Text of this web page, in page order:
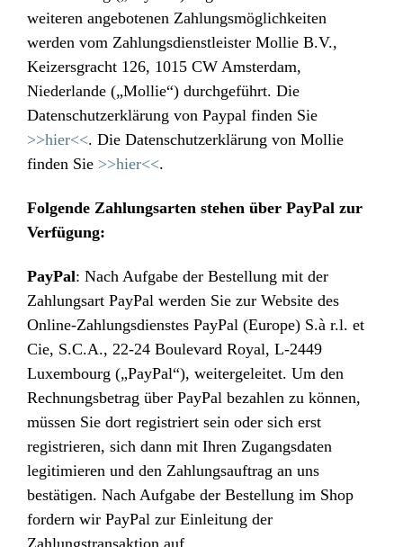
weiteren angebotenen Zahlungsmöglichkeiten
werden vom Zahlungsdienstleister Mollie B.V.,
Keizersgracht 126, 1015 CW Amsterdam,
Niederlande („Mollie“) durchgeführt. Die
Datenschutzerklärung von Paypal finden Sie
>>hier<<. Die Datenschutzerklärung von Mollie
finden Sie >>hier<<.
Folgende Zahlungsarten stehen über PayPal zur
Verfügung:
PayPal: Nach Aufgabe der Bestellung mit der
Zahlungsart PayPal werden Sie zur Website des
Online-Zahlungsdienstes PayPal (Europe) S.à r.l. et
Cie, S.C.A., 22-24 Boulevard Royal, L-2449
Luxembourg („PayPal“), weitergeleitet. Um den
Rechnungsbetrag über PayPal bezahlen zu können,
müssen Sie dort registriert sein oder sich erst
registrieren, sich dann mit Ihren Zugangsdaten
legitimieren und den Zahlungsauftrag an uns
bestätigen. Nach Aufgabe der Bestellung im Shop
fordern wir PayPal zur Einleitung der
Zahlungstransaktion auf.